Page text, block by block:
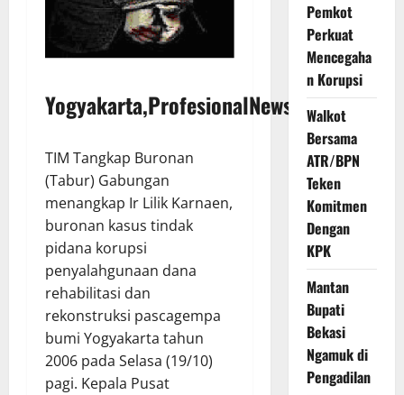
Yogyakarta,ProfesionalNews.com
TIM Tangkap Buronan
(Tabur) Gabungan
menangkap Ir Lilik Karnaen,
buronan kasus tindak
pidana korupsi
penyalahgunaan dana
rehabilitasi dan
rekonstruksi pascagempa
bumi Yogyakarta tahun
2006 pada Selasa (19/10)
pagi. Kepala Pusat
Pemkot
Perkuat
Mencegaha
n Korupsi
Walkot
Bersama
ATR/BPN
Teken
Komitmen
Dengan
KPK
Mantan
Bupati
Bekasi
Ngamuk di
Pengadilan